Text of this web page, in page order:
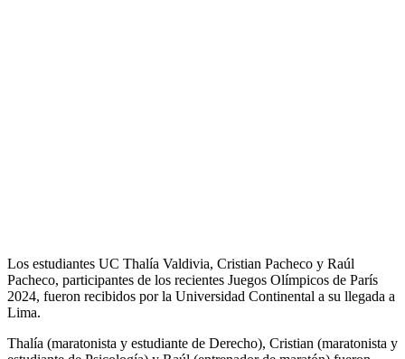
Los estudiantes UC Thalía Valdivia, Cristian Pacheco y Raúl
Pacheco, participantes de los recientes Juegos Olímpicos de París
2024, fueron recibidos por la Universidad Continental a su llegada a
Lima.
Thalía (maratonista y estudiante de Derecho), Cristian (maratonista y